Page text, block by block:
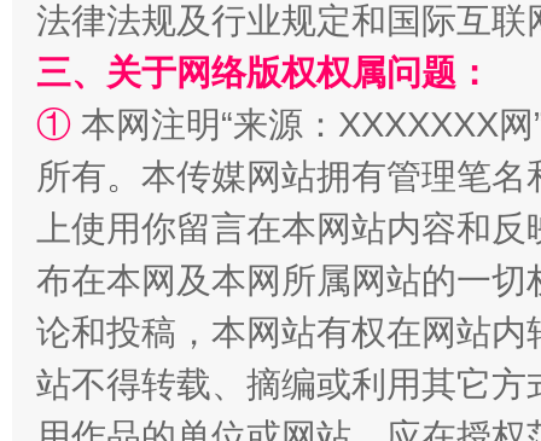
阿坝州三大球赛在茂县开幕 规模
法律法规及行业规定和国际互
三、关于网络版权权属问题：
① 本网注明“来源：XXXXXXX
所有。本传媒网站拥有管理笔
上使用你留言在本网站内容和
布在本网及本网所属网站的一
论和投稿，本网站有权在网站
站不得转载、摘编或利用其它